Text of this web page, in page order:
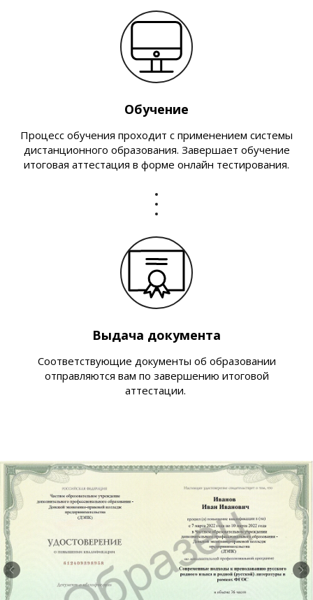
Обучение
Процесс обучения проходит с применением системы
дистанционного образования. Завершает обучение
итоговая аттестация в форме онлайн тестирования.
Выдача документа
Соответствующие документы об образовании
отправляются вам по завершению итоговой
аттестации.